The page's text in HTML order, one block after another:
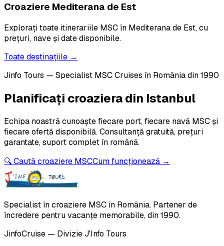
Croaziere Mediterana de Est
Explorați toate itinerariile MSC în Mediterana de Est, cu
prețuri, nave și date disponibile.
Toate destinațiile →
Jinfo Tours — Specialist MSC Cruises în România din 1990
Planificați croaziera din Istanbul
Echipa noastră cunoaște fiecare port, fiecare navă MSC și
fiecare ofertă disponibilă. Consultanță gratuită, prețuri
garantate, suport complet în română.
🔍 Caută croaziere MSCCum funcționează →
Specialist în croaziere MSC în România. Partener de
încredere pentru vacanțe memorabile, din 1990.
JinfoCruise — Divizie J'Info Tours